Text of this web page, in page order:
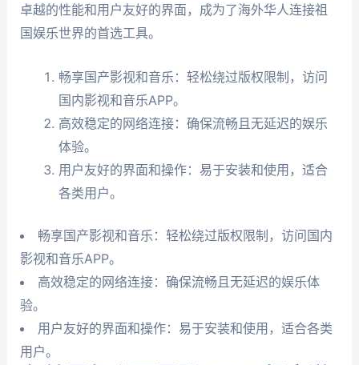
卓越的性能和用户友好的界面，成为了海外华人连接祖
国娱乐世界的首选工具。
畅享国产影视和音乐：轻松绕过版权限制，访问
国内影视和音乐APP。
高效稳定的网络连接：确保流畅且无延迟的娱乐
体验。
用户友好的界面和操作：易于安装和使用，适合
各类用户。
畅享国产影视和音乐：轻松绕过版权限制，访问国内
影视和音乐APP。
高效稳定的网络连接：确保流畅且无延迟的娱乐体
验。
用户友好的界面和操作：易于安装和使用，适合各类
用户。